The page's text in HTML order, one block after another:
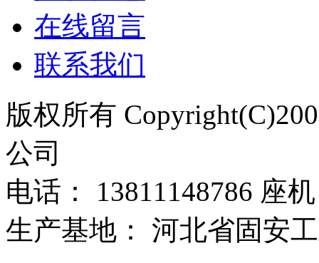
在线留言
联系我们
版权所有
公司
电话： 13811148786 座
生产基地： 河北省固